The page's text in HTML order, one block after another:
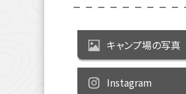
キャンプ場の写真
Instagram